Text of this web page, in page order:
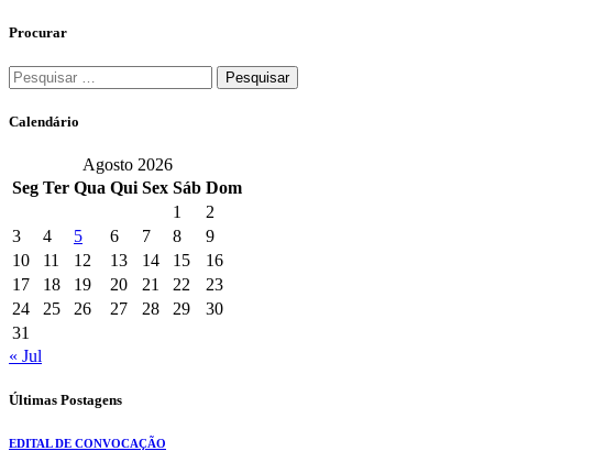
Procurar
Pesquisar
por:
Calendário
Agosto 2026
Seg Ter Qua Qui Sex Sáb Dom
1
2
3
4 5 6 7 8
9
10
11 12 13 14 15
16
17
18 19 20 21 22
23
24
25 26 27 28 29
30
31
« Jul
Últimas Postagens
EDITAL DE CONVOCAÇÃO